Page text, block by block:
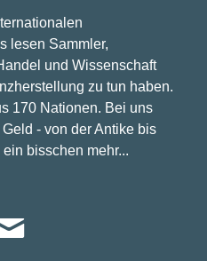
lesen Sammler,
und Wissenschaft
zu tun haben.
170 Nationen. Bei uns
- von der Antike bis
bisschen mehr...